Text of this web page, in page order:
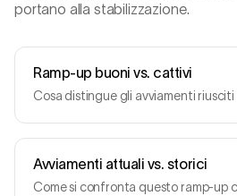
portano alla stabilizzazione.
Ramp-up buoni vs. cattivi
Cosa distingue gli avviamenti
Avviamenti attuali vs. storici
Come si confronta questo ramp-up